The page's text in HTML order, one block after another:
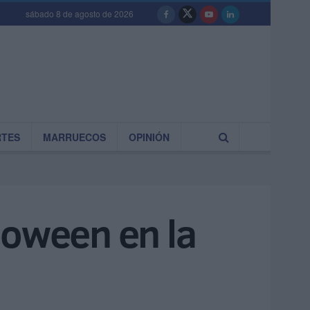
sábado 8 de agosto de 2026
MARRUECOS OPINIÓN
en la